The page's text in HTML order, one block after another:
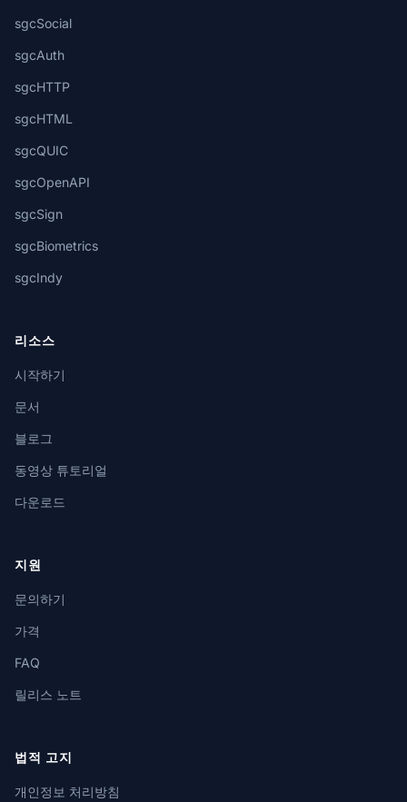
sgcSocial
sgcAuth
sgcHTTP
sgcHTML
sgcQUIC
sgcOpenAPI
sgcSign
sgcBiometrics
sgcIndy
리소스
시작하기
문서
블로그
동영상 튜토리얼
다운로드
지원
문의하기
가격
FAQ
릴리스 노트
법적 고지
개인정보 처리방침